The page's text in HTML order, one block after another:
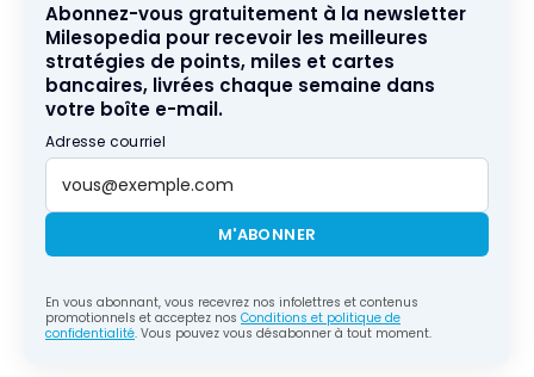
Abonnez-vous gratuitement à la newsletter
Milesopedia pour recevoir les meilleures
stratégies de points, miles et cartes
bancaires, livrées chaque semaine dans
votre boîte e-mail.
Adresse courriel
M'ABONNER
En vous abonnant, vous recevrez nos infolettres et contenus
promotionnels et acceptez nos Conditions et politique de
confidentialité. Vous pouvez vous désabonner à tout moment.